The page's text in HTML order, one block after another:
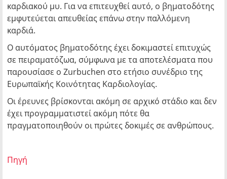
καρδιακού μυ. Για να επιτευχθεί αυτό, ο βηματοδότης
εμφυτεύεται απευθείας επάνω στην παλλόμενη
καρδιά.
Ο αυτόματος βηματοδότης έχει δοκιμαστεί επιτυχώς
σε πειραματόζωα, σύμφωνα με τα αποτελέσματα που
παρουσίασε ο Zurbuchen στο ετήσιο συνέδριο της
Ευρωπαϊκής Κοινότητας Καρδιολογίας.
Οι έρευνες βρίσκονται ακόμη σε αρχικό στάδιο και δεν
έχει προγραμματιστεί ακόμη πότε θα
πραγματοποιηθούν οι πρώτες δοκιμές σε ανθρώπους.
Πηγή